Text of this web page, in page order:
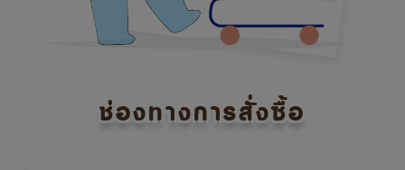
ช่องทางการสั่งซื้อ